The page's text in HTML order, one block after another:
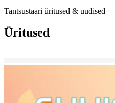
Tantsustaari üritused & uudised
Üritused